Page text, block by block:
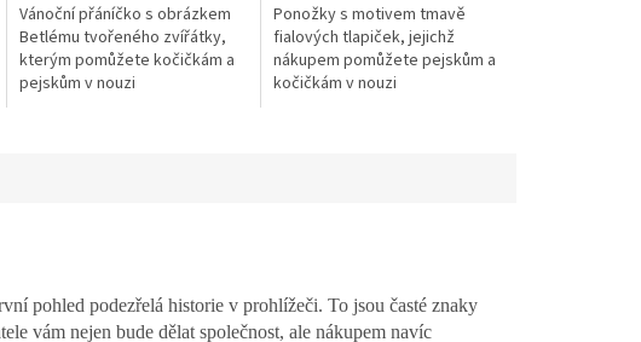
hvězdiček.
Vánoční přáníčko s obrázkem
Betlému tvořeného zvířátky,
kterým pomůžete kočičkám a
pejskům v nouzi
hvězdiček.
Ponožky s motivem tmavě
fialových tlapiček, jejichž
nákupem pomůžete pejskům a
kočičkám v nouzi
pohled podezřelá historie v prohlížeči. To jsou časté znaky
vám nejen bude dělat společnost, ale nákupem navíc